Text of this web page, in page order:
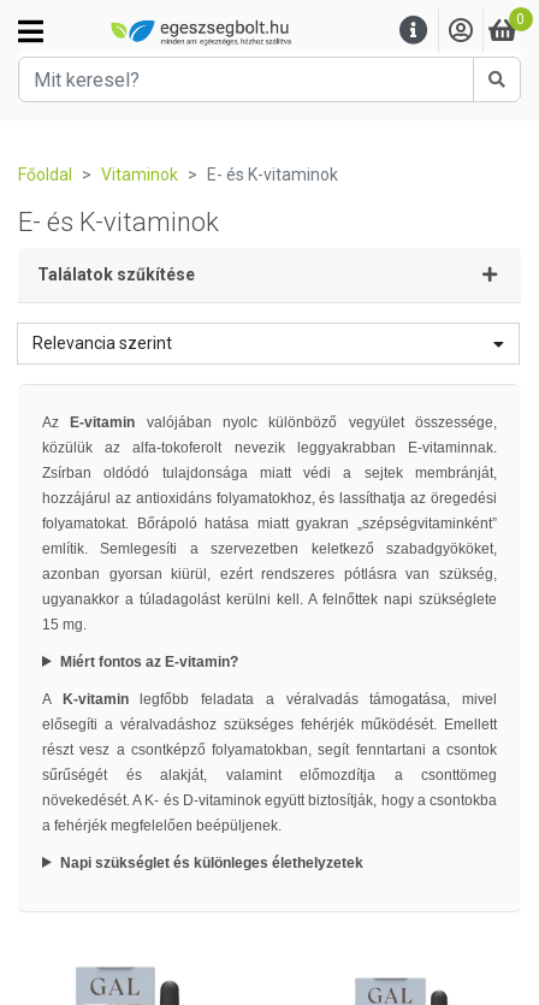
0
Főoldal Vitaminok E- és K-vitaminok
E- és K-vitaminok
Találatok szűkítése
Relevancia szerint
Az E-vitamin valójában nyolc különböző vegyület összessége,
közülük az alfa-tokoferolt nevezik leggyakrabban E-vitaminnak.
Zsírban oldódó tulajdonsága miatt védi a sejtek membránját,
hozzájárul az antioxidáns folyamatokhoz, és lassíthatja az öregedési
folyamatokat. Bőrápoló hatása miatt gyakran „szépségvitaminként”
említik. Semlegesíti a szervezetben keletkező szabadgyököket,
azonban gyorsan kiürül, ezért rendszeres pótlásra van szükség,
ugyanakkor a túladagolást kerülni kell. A felnőttek napi szükséglete
15 mg.
Miért fontos az E-vitamin?
A K-vitaminlegfőbb feladata a véralvadás támogatása, mivel
elősegíti a véralvadáshoz szükséges fehérjék működését. Emellett
részt vesz a csontképző folyamatokban, segít fenntartani a csontok
sűrűségét és alakját, valamint előmozdítja a csonttömeg
növekedését. A K- és D-vitaminok együtt biztosítják, hogy a csontokba
a fehérjék megfelelően beépüljenek.
Napi szükséglet és különleges élethelyzetek